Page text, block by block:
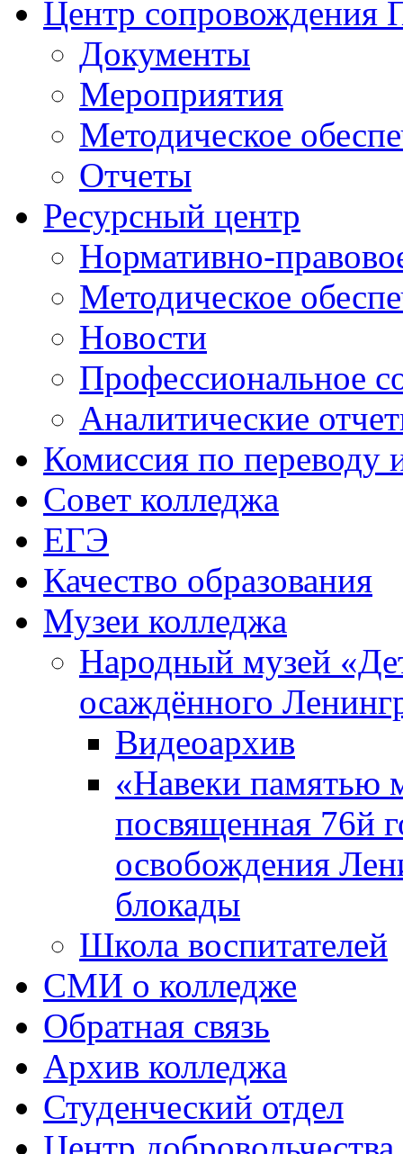
Центр сопровождения
Документы
Мероприятия
Методическое
Отчеты
Ресурсный центр
Нормативно-
Методическое
Новости
Профессиональное
Аналитические
Комиссия по переводу
Совет колледжа
ЕГЭ
Качество образования
Музеи колледжа
Народный музей
осаждённого
Видеоархив
«Навеки памятью
посвященная 76й
освобождения
блокады
Школа воспитателей
СМИ о колледже
Обратная связь
Архив колледжа
Студенческий отдел